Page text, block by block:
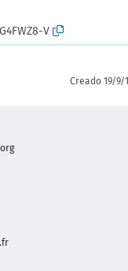
V
Creado 19/9/